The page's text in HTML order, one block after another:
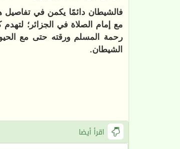
فالشيطان دائمًا يكمن في تفاصيل
مع إمام الصلاة في الجزائر؛
رحمة المسلم ورقته حتى مع
الشيطان.
اقرأ أيضا